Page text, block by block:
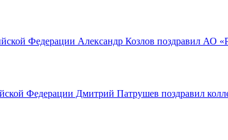
Федерации Александр Козлов поздравил АО
Федерации Дмитрий Патрушев поздравил